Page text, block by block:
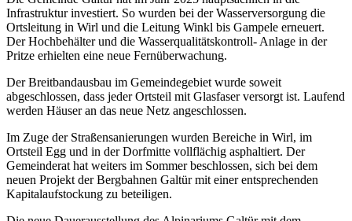
Infrastruktur investiert. So wurden bei der Wasserversorgung die
Ortsleitung in Wirl und die Leitung Winkl bis Gampele erneuert.
Der Hochbehälter und die Wasserqualitätskontroll- Anlage in der
Pritze erhielten eine neue Fernüberwachung.
Der Breitbandausbau im Gemeindegebiet wurde soweit
abgeschlossen, dass jeder Ortsteil mit Glasfaser versorgt ist. Laufend
werden Häuser an das neue Netz angeschlossen.
Im Zuge der Straßensanierungen wurden Bereiche in Wirl, im
Ortsteil Egg und in der Dorfmitte vollflächig asphaltiert. Der
Gemeinderat hat weiters im Sommer beschlossen, sich bei dem
neuen Projekt der Bergbahnen Galtür mit einer entsprechenden
Kapitalaufstockung zu beteiligen.